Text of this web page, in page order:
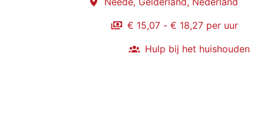
€ 15,07 - € 18,27 per uur
Hulp bij het huishouden